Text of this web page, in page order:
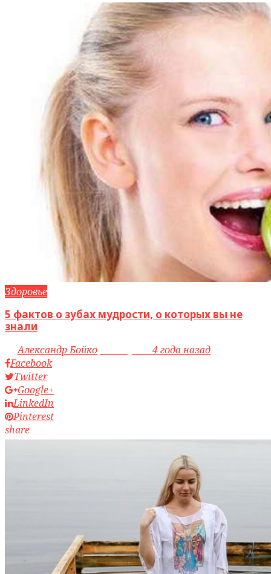
Здоровье
5 фактов о зубах мудрости, о которых вы не
знали
byАлександр Бойко
4 года назад
Facebook
Twitter
Google+
LinkedIn
Pinterest
share